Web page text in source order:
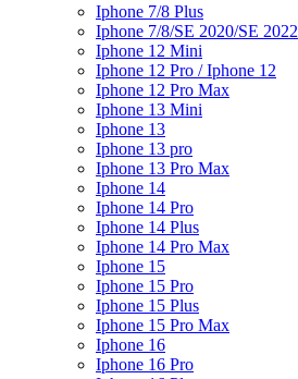
Iphone 7/8 Plus
Iphone 7/8/SE 2020/SE 2022
Iphone 12 Mini
Iphone 12 Pro / Iphone 12
Iphone 12 Pro Max
Iphone 13 Mini
Iphone 13
Iphone 13 pro
Iphone 13 Pro Max
Iphone 14
Iphone 14 Pro
Iphone 14 Plus
Iphone 14 Pro Max
Iphone 15
Iphone 15 Pro
Iphone 15 Plus
Iphone 15 Pro Max
Iphone 16
Iphone 16 Pro